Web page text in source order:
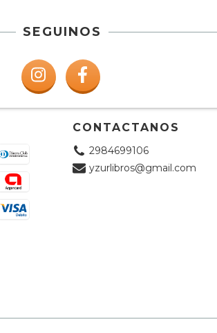
SEGUINOS
CONTACTANOS
2984699106
yzurlibros@gmail.com